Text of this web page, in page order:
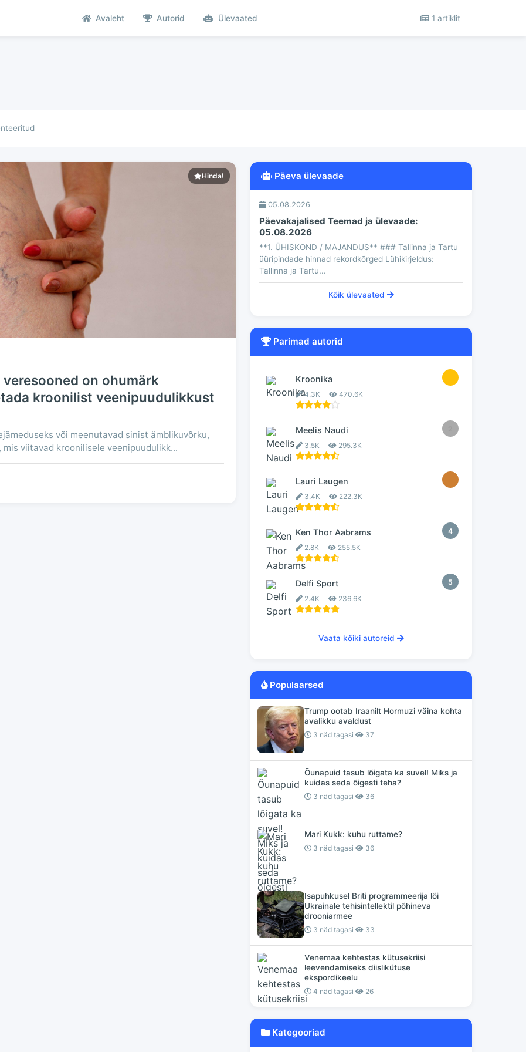
Avaleht Autorid Ülevaated 1 artiklit
Hinda!
on ohumärk
kroonilist veenipuudulikkust
või meenutavad sinist ämblikuvõrku,
viitavad kroonilisele veenipuudulikk...
Päeva ülevaade
05.08.2026
Päevakajalised Teemad ja ülevaade:
05.08.2026
**1. ÜHISKOND / MAJANDUS** ### Tallinna ja Tartu
üüripindade hinnad rekordkõrged Lühikirjeldus:
Tallinna ja Tartu...
Kõik ülevaated
Parimad autorid
Kroonika
4.3K 470.6K
Meelis Naudi
3.5K 295.3K
Lauri Laugen
3.4K 222.3K
4
Ken Thor Aabrams
2.8K 255.5K
5
Delfi Sport
2.4K 236.6K
Vaata kõiki autoreid
Populaarsed
Trump ootab Iraanilt Hormuzi väina kohta
avalikku avaldust
3 näd tagasi 37
Õunapuid tasub lõigata ka suvel! Miks ja
kuidas seda õigesti teha?
3 näd tagasi 36
Mari Kukk: kuhu ruttame?
3 näd tagasi 36
Isapuhkusel Briti programmeerija lõi
Ukrainale tehisintellektil põhineva
drooniarmee
3 näd tagasi 33
Venemaa kehtestas kütusekriisi
leevendamiseks diislikütuse
ekspordikeelu
4 näd tagasi 26
Kategooriad